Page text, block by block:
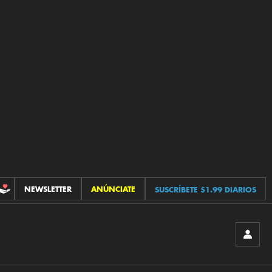
CONTRIBUCIONES
NEWSLETTER ANÚNCIATE SUSCRÍBETE $1.99 DIARIOS